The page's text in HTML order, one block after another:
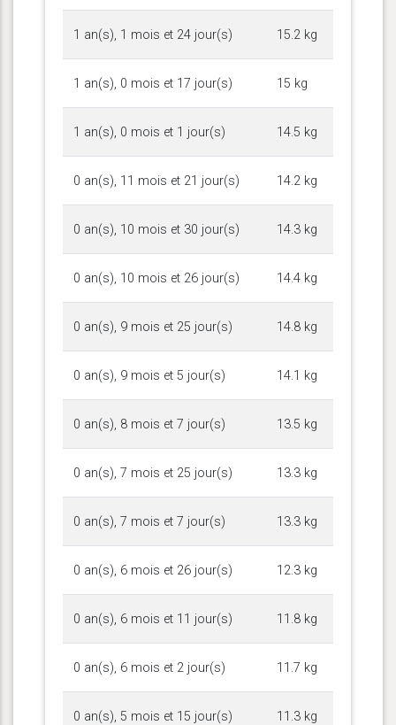
1 an(s), 1 mois et 24 jour(s) 15.2 kg
1 an(s), 0 mois et 17 jour(s) 15 kg
1 an(s), 0 mois et 1 jour(s) 14.5 kg
0 an(s), 11 mois et 21 jour(s) 14.2 kg
0 an(s), 10 mois et 30 jour(s) 14.3 kg
0 an(s), 10 mois et 26 jour(s) 14.4 kg
0 an(s), 9 mois et 25 jour(s) 14.8 kg
0 an(s), 9 mois et 5 jour(s) 14.1 kg
0 an(s), 8 mois et 7 jour(s) 13.5 kg
0 an(s), 7 mois et 25 jour(s) 13.3 kg
0 an(s), 7 mois et 7 jour(s) 13.3 kg
0 an(s), 6 mois et 26 jour(s) 12.3 kg
0 an(s), 6 mois et 11 jour(s) 11.8 kg
0 an(s), 6 mois et 2 jour(s) 11.7 kg
0 an(s), 5 mois et 15 jour(s) 11.3 kg